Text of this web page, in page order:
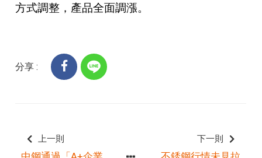
方式調整，產品全面調漲。
分享 :
上一則 下一則